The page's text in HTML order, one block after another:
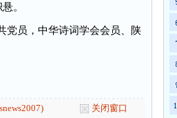
。
党员，中华诗词学会会员、陕
关闭窗口